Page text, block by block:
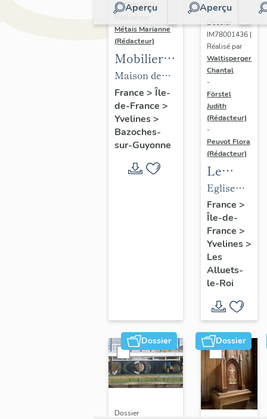
Aperçu
IM78002723 |
Métais Marianne
(Rédacteur)
Mobilier
de la
maison
Louis
Carré
Maison de
villégiature
dite maison
Louis Carré
France > Île-
de-France >
Yvelines>
Bazoches-
sur-Guyonne
Aperçu
Dossier
IM78001436 |
Réalisé par
Waltisperger
Chantal
-
Förstel
Judith
(Rédacteur)
-
Peuvot Flora
(Rédacteur)
Le
mobilier
de
l'église
Saint-
Nicolas
Eglise
paroissiale
Saint-
Nicolas
France >
Île-de-
France >
Yvelines>
Les
Alluets-
le-Roi
Dossier
Dossier
Dossier